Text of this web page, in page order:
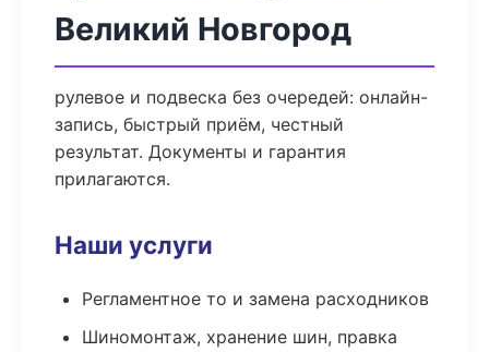
Великий Новгород
рулевое и подвеска без очередей: онлайн-
запись, быстрый приём, честный
результат. Документы и гарантия
прилагаются.
Наши услуги
Регламентное то и замена расходников
Шиномонтаж, хранение шин, правка